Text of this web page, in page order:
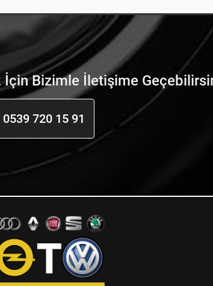
Bizimle İletişime
0539 720 15 91